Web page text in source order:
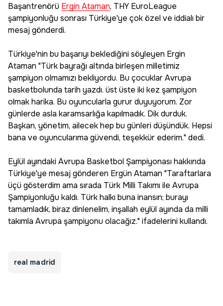
Başantrenörü Ergin Ataman, THY EuroLeague
şampiyonluğu sonrası Türkiye'ye çok özel ve iddialı bir
mesaj gönderdi.
Türkiye'nin bu başarıyı beklediğini söyleyen Ergin
Ataman "Türk bayrağı altında birleşen milletimiz
şampiyon olmamızı bekliyordu. Bu çocuklar Avrupa
basketbolunda tarih yazdı. üst üste iki kez şampiyon
olmak harika. Bu oyuncularla gurur duyuyorum. Zor
günlerde asla karamsarlığa kapılmadık. Dik durduk.
Başkan, yönetim, ailecek hep bu günleri düşündük. Hepsi
bana ve oyuncularıma güvendi, teşekkür ederim." dedi.
Eylül ayındaki Avrupa Basketbol Şampiyonası hakkında
Türkiye'ye mesaj gönderen Ergün Ataman "Taraftarlara
üçü gösterdim ama sırada Türk Milli Takımı ile Avrupa
Şampiyonluğu kaldı. Türk halkı buna inansın; burayı
tamamladık, biraz dinlenelim, inşallah eylül ayında da milli
takımla Avrupa şampiyonu olacağız." ifadelerini kullandı.
real madrid